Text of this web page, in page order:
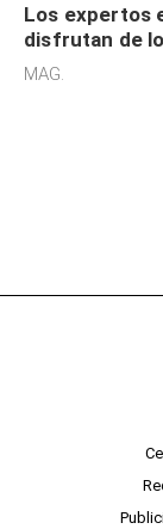
Los expertos
disfrutan de
sensibilidad a
MAG.